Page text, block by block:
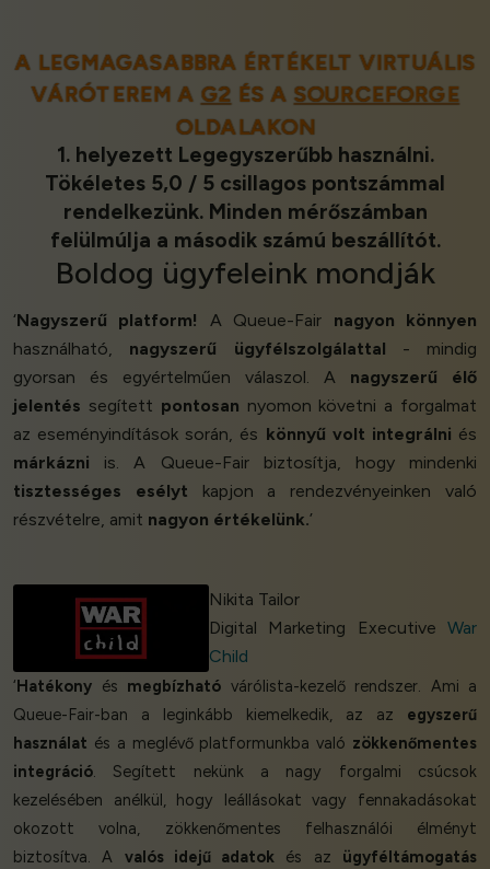
A LEGMAGASABBRA ÉRTÉKELT VIRTUÁLIS
VÁRÓTEREM AG2 ÉS A SOURCEFORGE
OLDALAKON
1. helyezett Legegyszerűbb használni.
Tökéletes 5,0 / 5 csillagos pontszámmal
rendelkezünk. Minden mérőszámban
felülmúlja a második számú beszállítót.
Boldog ügyfeleink mondják
‘Nagyszerű platform! A Queue-Fair nagyon könnyen
használható, nagyszerű ügyfélszolgálattal - mindig
gyorsan és egyértelműen válaszol. A nagyszerű élő
jelentés segített pontosan nyomon követni a forgalmat
az eseményindítások során, és könnyű volt integrálni és
márkázni is. A Queue-Fair biztosítja, hogy mindenki
tisztességes esélyt kapjon a rendezvényeinken való
részvételre, amit nagyon értékelünk.’
Nikita Tailor
Digital Marketing Executive War
Child
‘ Hatékony és megbízható várólista-kezelő rendszer. Ami a
Queue-Fair-ban a leginkább kiemelkedik, az az egyszerű
használat és a meglévő platformunkba való zökkenőmentes
integráció. Segített nekünk a nagy forgalmi csúcsok
kezelésében anélkül, hogy leállásokat vagy fennakadásokat
okozott volna, zökkenőmentes felhasználói élményt
biztosítva. A valós idejű adatok és az ügyféltámogatás